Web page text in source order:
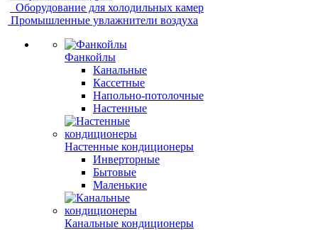
Оборудование для холодильных камер
Промышленные увлажнители воздуха
Фанкойлы
Канальные
Кассетные
Напольно-потолочные
Настенные
Настенные кондиционеры
Инверторные
Бытовые
Маленькие
Канальные кондиционеры